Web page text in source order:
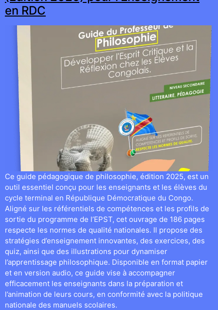
en RDC
Ce guide pédagogique de philosophie, édition 2025, est un
outil essentiel conçu pour les enseignants et les élèves du
cycle terminal en République Démocratique du Congo.
Aligné sur les référentiels de compétences et les profils de
sortie du programme de l’EPST, cet ouvrage de 186 pages
respecte les normes de qualité nationales. Il propose des
stratégies d’enseignement innovantes, des exercices, des
quiz, ainsi que des illustrations pour dynamiser
l’apprentissage philosophique. Disponible en format papier
et en version audio, ce guide vise à accompagner
efficacement les enseignants dans la préparation et
l’animation de leurs cours, en conformité avec la politique
nationale des manuels scolaires.